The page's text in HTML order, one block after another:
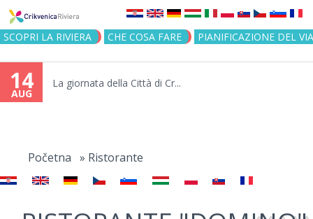
Jump to navigation
SCOPRI LA RIVIERA CHE COSA FARE PIANIFICAZIONE DEL
14
AUG
La giornata della Città di Cr...
here
Početna » Ristorante